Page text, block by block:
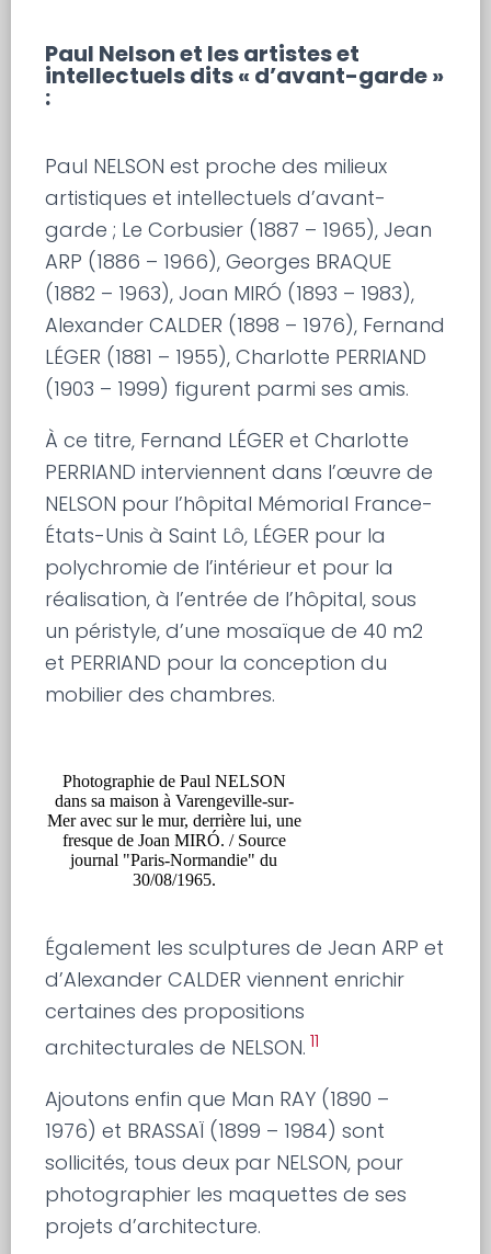
Paul Nelson et les artistes et
intellectuels dits « d’avant-garde »
:
Paul NELSON est proche des milieux
artistiques et intellectuels d’avant-
garde ; Le Corbusier (1887 – 1965), Jean
ARP (1886 – 1966), Georges BRAQUE
(1882 – 1963), Joan MIRÓ (1893 – 1983),
Alexander CALDER (1898 – 1976), Fernand
LÉGER (1881 – 1955), Charlotte PERRIAND
(1903 – 1999) figurent parmi ses amis.
À ce titre, Fernand LÉGER et Charlotte
PERRIAND interviennent dans l’œuvre de
NELSON pour l’hôpital Mémorial France-
États-Unis à Saint Lô, LÉGER pour la
polychromie de l’intérieur et pour la
réalisation, à l’entrée de l’hôpital, sous
un péristyle, d’une mosaïque de 40 m2
et PERRIAND pour la conception du
mobilier des chambres.
Photographie de Paul NELSON
dans sa maison à Varengeville-sur-
Mer avec sur le mur, derrière lui, une
fresque de Joan MIRÓ. / Source
journal "Paris-Normandie" du
30/08/1965.
Également les sculptures de Jean ARP et
d’Alexander CALDER viennent enrichir
certaines des propositions
architecturales de NELSON. 11
Ajoutons enfin que Man RAY (1890 –
1976) et BRASSAÏ (1899 – 1984) sont
sollicités, tous deux par NELSON, pour
photographier les maquettes de ses
projets d’architecture.